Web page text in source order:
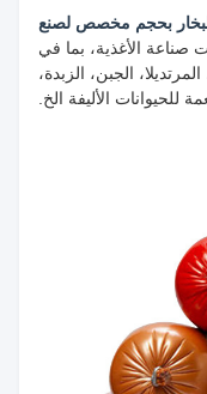
بالبخار بحجم مخصص لصنع
الأغذية، بما في
الجبن، الزبدة،
للحيوانات الأليفة الخ.